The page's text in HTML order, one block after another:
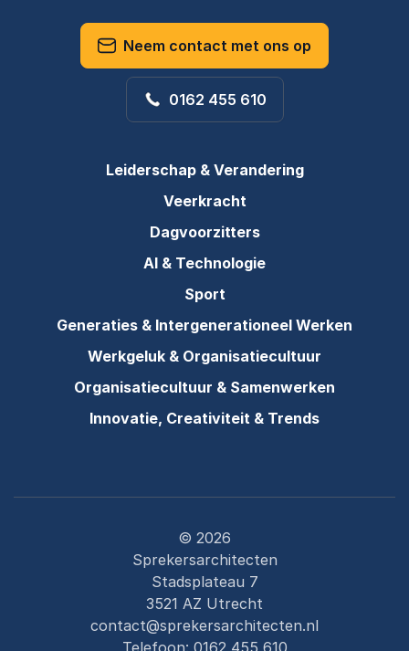
Neem contact met ons op
0162 455 610
Leiderschap & Verandering
Veerkracht
Dagvoorzitters
AI & Technologie
Sport
Generaties & Intergenerationeel Werken
Werkgeluk & Organisatiecultuur
Organisatiecultuur & Samenwerken
Innovatie, Creativiteit & Trends
© 2026
Sprekersarchitecten
Stadsplateau 7
3521 AZ Utrecht
contact@sprekersarchitecten.nl
Telefoon: 0162 455 610